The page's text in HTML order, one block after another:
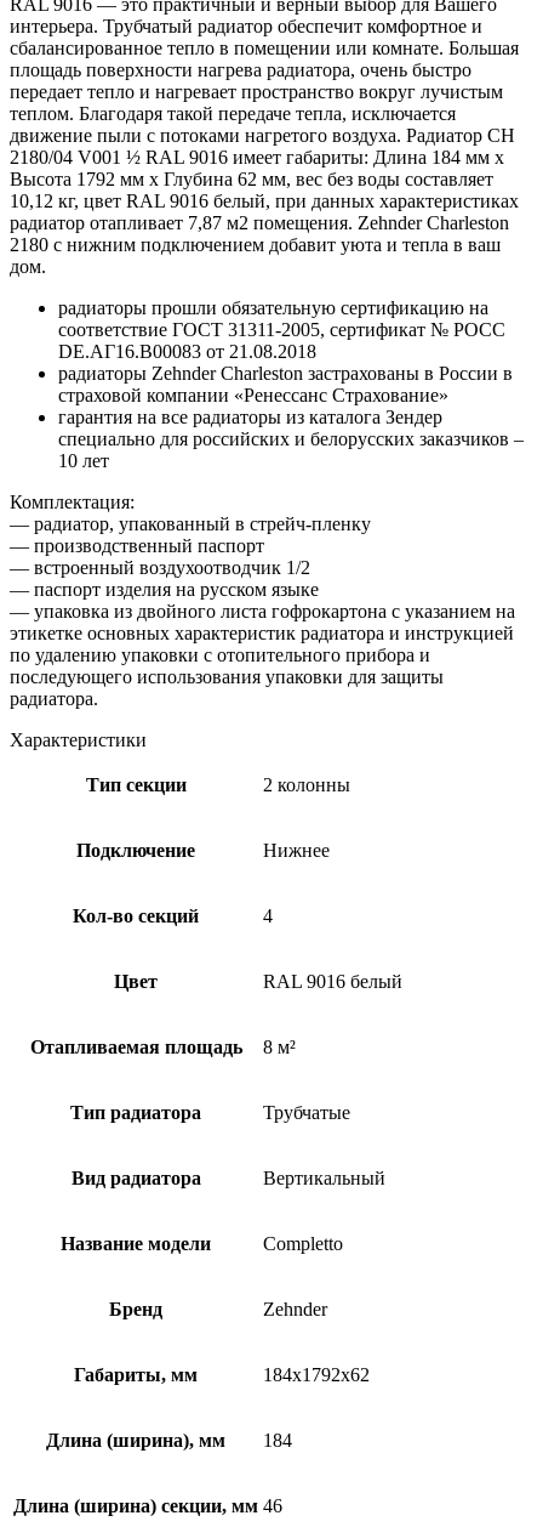
интерьера. Трубчатый радиатор обеспечит комфортное и
сбалансированное тепло в помещении или комнате. Большая
площадь поверхности нагрева радиатора, очень быстро
передает тепло и нагревает пространство вокруг лучистым
теплом. Благодаря такой передаче тепла, исключается
движение пыли с потоками нагретого воздуха. Радиатор CH
2180/04 V001 ½ RAL 9016 имеет габариты: Длина 184 мм х
Высота 1792 мм х Глубина 62 мм, вес без воды составляет
10,12 кг, цвет RAL 9016 белый, при данных характеристиках
радиатор отапливает 7,87 м2 помещения. Zehnder Charleston
2180 с нижним подключением добавит уюта и тепла в ваш
дом.
радиаторы прошли обязательную сертификацию на
соответствие ГОСТ 31311-2005, сертификат № POCC
DE.АГ16.В00083 от 21.08.2018
радиаторы Zehnder Charleston застрахованы в России в
страховой компании «Ренессанс Страхование»
гарантия на все радиаторы из каталога Зендер
специально для российских и белорусских заказчиков –
10 лет
Комплектация:
— радиатор, упакованный в стрейч-пленку
— производственный паспорт
— встроенный воздухоотводчик 1/2
— паспорт изделия на русском языке
— упаковка из двойного листа гофрокартона с указанием на
этикетке основных характеристик радиатора и инструкцией
по удалению упаковки с отопительного прибора и
последующего использования упаковки для защиты
радиатора.
Характеристики
Тип секции 2 колонны
Подключение Нижнее
Кол-во секций 4
Цвет RAL 9016 белый
Отапливаемая площадь 8 м²
Тип радиатора Трубчатые
Вид радиатора Вертикальный
Название модели Completto
Бренд Zehnder
Габариты, мм 184x1792x62
Длина (ширина), мм 184
Длина (ширина) секции, мм 46